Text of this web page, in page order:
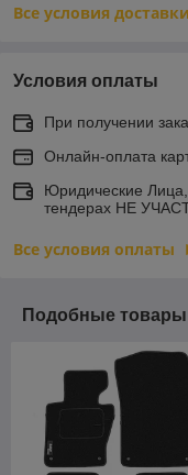
Все условия доставки
Условия оплаты
При получении
Онлайн-оплата
Юридические Лица,
тендерах НЕ
Все условия оплаты
Подобные